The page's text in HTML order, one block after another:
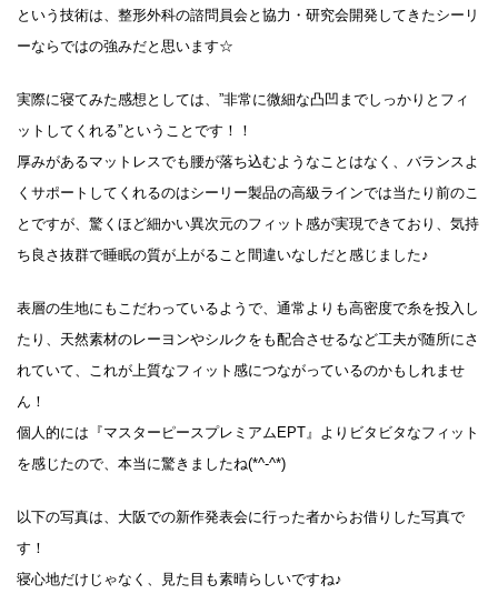
という技術は、整形外科の諮問員会と協力・研究会開発してきたシーリ
ーならではの強みだと思います☆
実際に寝てみた感想としては、”非常に微細な凸凹までしっかりとフィ
ットしてくれる”ということです！！
厚みがあるマットレスでも腰が落ち込むようなことはなく、バランスよ
くサポートしてくれるのはシーリー製品の高級ラインでは当たり前のこ
とですが、驚くほど細かい異次元のフィット感が実現できており、気持
ち良さ抜群で睡眠の質が上がること間違いなしだと感じました♪
表層の生地にもこだわっているようで、通常よりも高密度で糸を投入し
たり、天然素材のレーヨンやシルクをも配合させるなど工夫が随所にさ
れていて、これが上質なフィット感につながっているのかもしれませ
ん！
個人的には『マスターピースプレミアムEPT』よりビタビタなフィット
を感じたので、本当に驚きましたね(*^-^*)
以下の写真は、大阪での新作発表会に行った者からお借りした写真で
す！
寝心地だけじゃなく、見た目も素晴らしいですね♪